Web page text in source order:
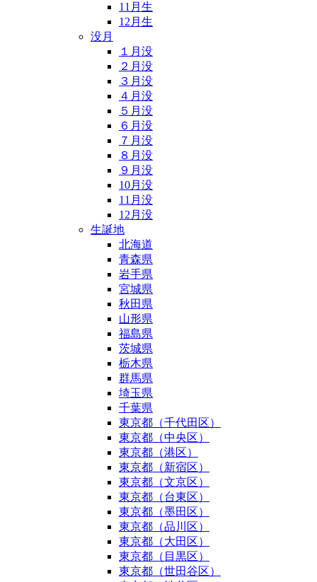
11月生
12月生
没月
１月没
２月没
３月没
４月没
５月没
６月没
７月没
８月没
９月没
10月没
11月没
12月没
生誕地
北海道
青森県
岩手県
宮城県
秋田県
山形県
福島県
茨城県
栃木県
群馬県
埼玉県
千葉県
東京都（千代田区）
東京都（中央区）
東京都（港区）
東京都（新宿区）
東京都（文京区）
東京都（台東区）
東京都（墨田区）
東京都（品川区）
東京都（大田区）
東京都（目黒区）
東京都（世田谷区）